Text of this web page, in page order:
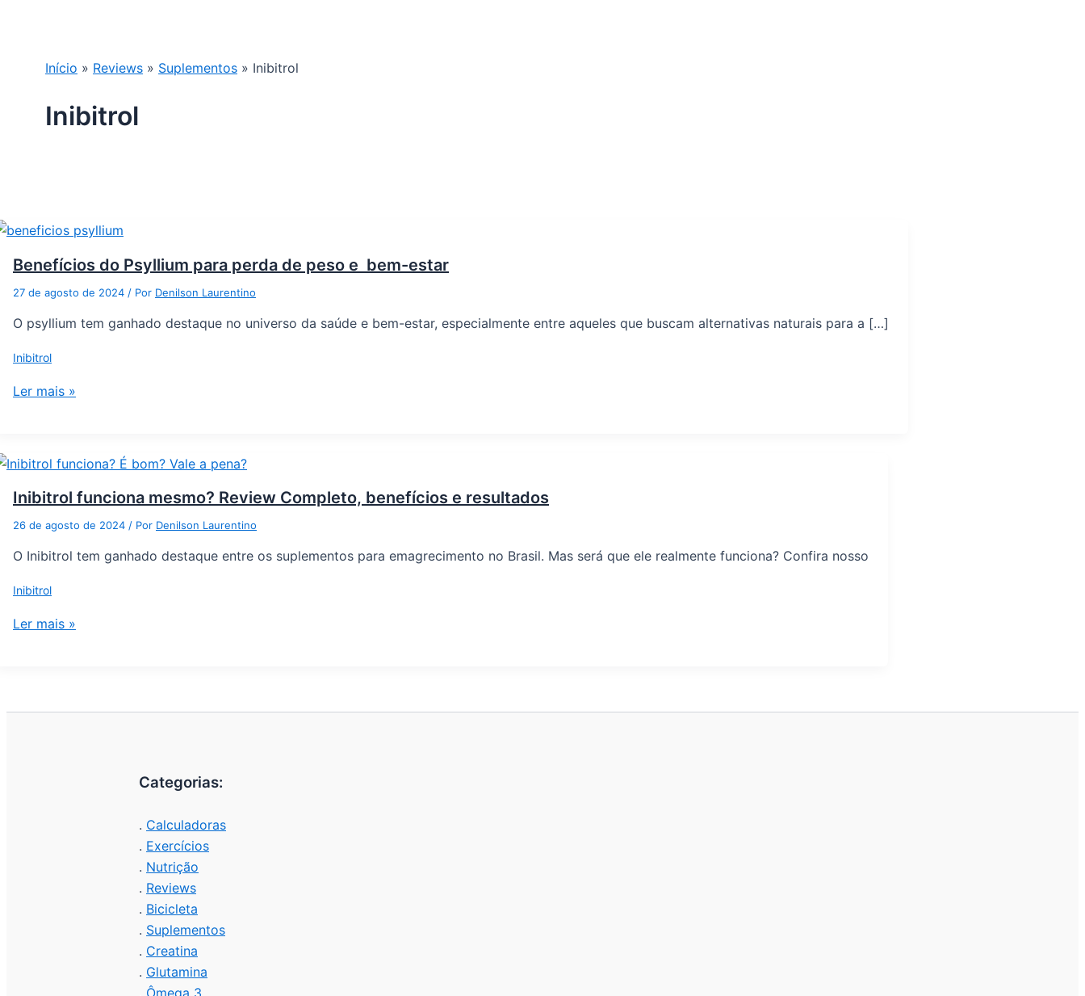
Início » Reviews » Suplementos » Inibitrol
Inibitrol
Benefícios do Psyllium para perda de peso e bem-estar
27 de agosto de 2024 / Por Denilson Laurentino
O psyllium tem ganhado destaque no universo da saúde e bem-estar, especialmente entre aqueles que buscam alternativas naturais para a […]
Inibitrol
Ler mais »
Inibitrol funciona mesmo? Review Completo, benefícios e resultados
26 de agosto de 2024 / Por Denilson Laurentino
O Inibitrol tem ganhado destaque entre os suplementos para emagrecimento no Brasil. Mas será que ele realmente funciona? Confira nosso
Inibitrol
Ler mais »
Categorias:
. Calculadoras
. Exercícios
. Nutrição
. Reviews
. Bicicleta
. Suplementos
. Creatina
. Glutamina
. Ômega 3